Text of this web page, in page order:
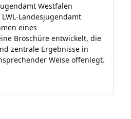
Westfalen
Landesjugendamt
eines
Broschüre entwickelt, die
zentrale Ergebnisse in
Weise offenlegt.